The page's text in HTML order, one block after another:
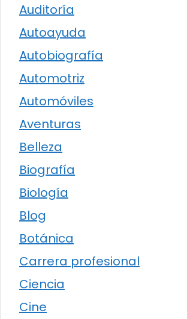
Auditoría
Autoayuda
Autobiografía
Automotriz
Automóviles
Aventuras
Belleza
Biografía
Biología
Blog
Botánica
Carrera profesional
Ciencia
Cine